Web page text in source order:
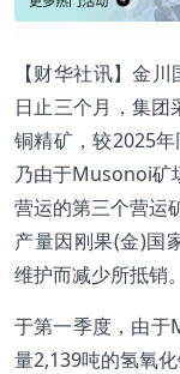
【财华社讯】金
日止三个月，集团
铜精矿，较2025
乃由于Musonoi矿
营运的第三个营运
产量因刚果(金)国
维护而减少所抵销。
于第一季度，由
量2,139吨的氢氧